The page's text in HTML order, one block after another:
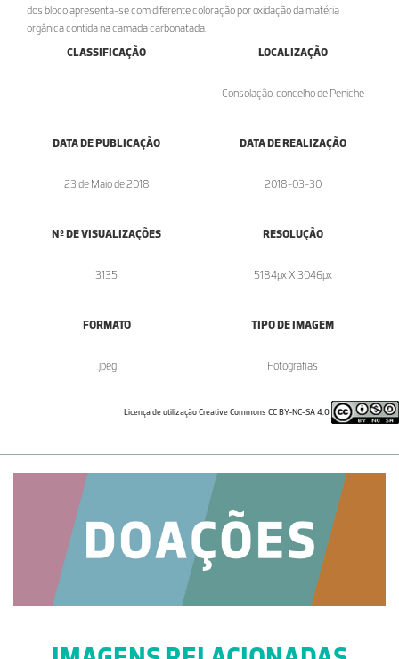
dos bloco apresenta-se com diferente coloração por oxidação da matéria
orgânica contida na camada carbonatada.
CLASSIFICAÇÃO
LOCALIZAÇÃO
Consolação, concelho de Peniche
DATA DE PUBLICAÇÃO
23 de Maio de 2018
DATA DE REALIZAÇÃO
2018-03-30
Nº DE VISUALIZAÇÕES
3135
RESOLUÇÃO
5184px X 3046px
FORMATO
.jpeg
TIPO DE IMAGEM
Fotografias
Licença de utilização Creative Commons CC BY-NC-SA 4.0